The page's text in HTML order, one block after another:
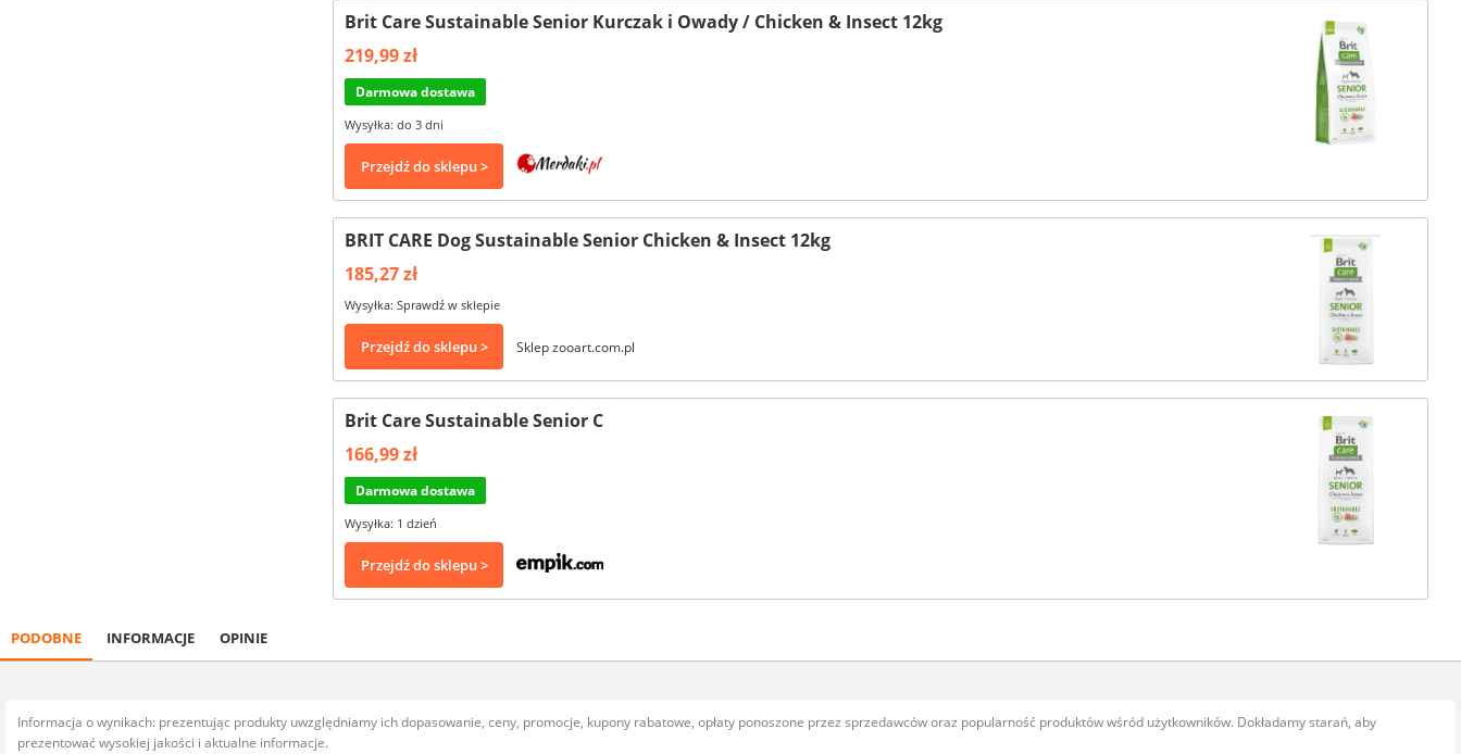
Brit Care Sustainable Senior Kurczak i Owady / Chicken & Insect 12kg
219,99 zł
Darmowa dostawa
Wysyłka: do 3 dni
Przejdź do sklepu >
BRIT CARE Dog Sustainable Senior Chicken & Insect 12kg
185,27 zł
Wysyłka: Sprawdź w sklepie
Przejdź do sklepu > Sklep zooart.com.pl
Brit Care Sustainable Senior C
166,99 zł
Darmowa dostawa
Wysyłka: 1 dzień
Przejdź do sklepu >
PODOBNE INFORMACJE OPINIE
Informacja o wynikach: prezentując produkty uwzględniamy ich dopasowanie, ceny, promocje, kupony rabatowe, opłaty ponoszone przez sprzedawców oraz popularność produktów wśród użytkowników. Dokładamy starań, aby
prezentować wysokiej jakości i aktualne informacje.